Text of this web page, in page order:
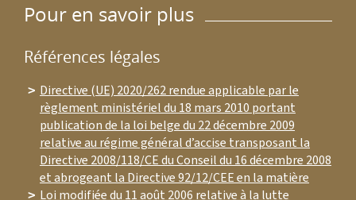
Pour en savoir plus
Références légales
Directive (UE) 2020/262 rendue applicable par le
règlement ministériel du 18 mars 2010 portant
publication de la loi belge du 22 décembre 2009
relative au régime général d’accise transposant la
Directive 2008/118/CE du Conseil du 16 décembre 2008
et abrogeant la Directive 92/12/CEE en la matière
Loi modifiée du 11 août 2006 relative à la lutte